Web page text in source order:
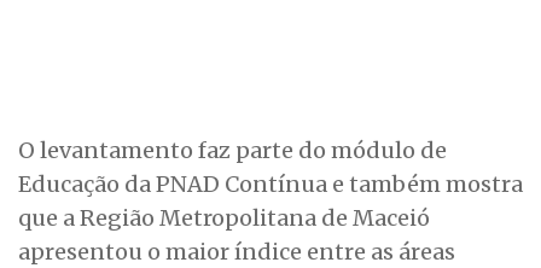
O levantamento faz parte do módulo de
Educação da PNAD Contínua e também mostra
que a Região Metropolitana de Maceió
apresentou o maior índice entre as áreas